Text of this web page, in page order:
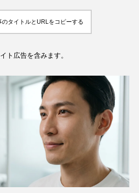
のタイトルとURLをコピーする
ト広告を含みます。